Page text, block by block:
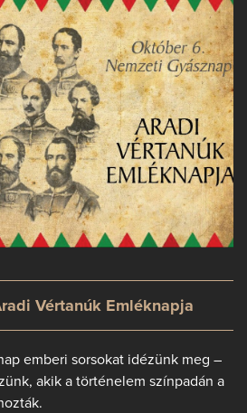
Vértanúk Emléknapja
emberi sorsokat idézünk meg –
akik a történelem színpadán a